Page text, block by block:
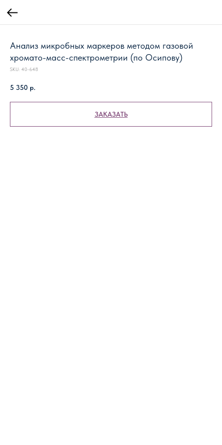
Анализ микробных маркеров методом газовой
хромато-масс-спектрометрии (по Осипову)
SKU: 40-648
5 350 р.
ЗАКАЗАТЬ